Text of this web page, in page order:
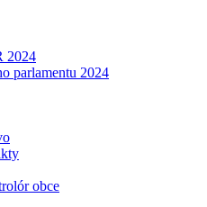
2024
parlamentu 2024
obce